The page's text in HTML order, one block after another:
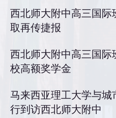
西北师大附中高三国际
取再传捷报
西北师大附中高三国际
校高额奖学金
马来西亚理工大学与城
行到访西北师大附中